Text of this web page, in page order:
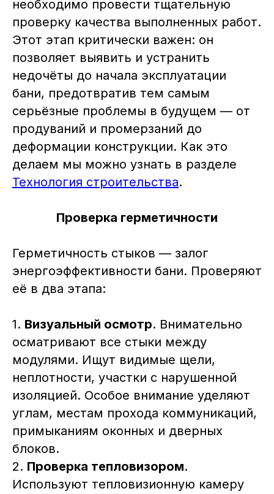
необходимо провести тщательную
проверку качества выполненных работ.
Этот этап критически важен: он
позволяет выявить и устранить
недочёты до начала эксплуатации
бани, предотвратив тем самым
серьёзные проблемы в будущем — от
продуваний и промерзаний до
деформации конструкции. Как это
делаем мы можно узнать в разделе
Технология строительства.
Проверка герметичности
Герметичность стыков — залог
энергоэффективности бани. Проверяют
её в два этапа:
1. Визуальный осмотр. Внимательно
осматривают все стыки между
модулями. Ищут видимые щели,
неплотности, участки с нарушенной
изоляцией. Особое внимание уделяют
углам, местам прохода коммуникаций,
примыканиям оконных и дверных
блоков.
2. Проверка тепловизором.
Используют тепловизионную камеру